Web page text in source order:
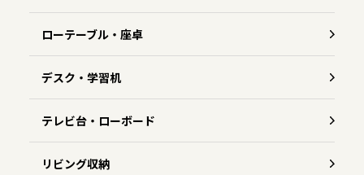
ローテーブル・座卓
デスク・学習机
テレビ台・ローボード
リビング収納